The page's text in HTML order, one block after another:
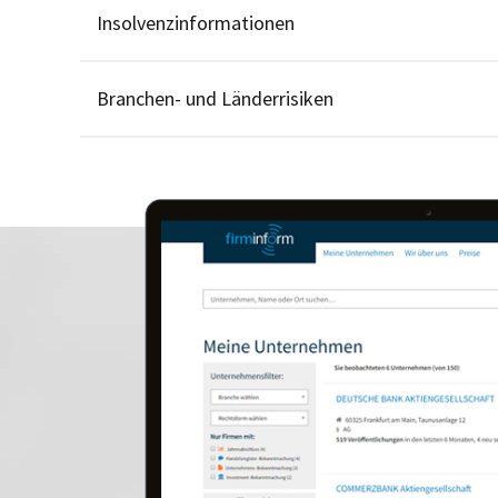
Insolvenzinformationen
Branchen- und Länderrisiken